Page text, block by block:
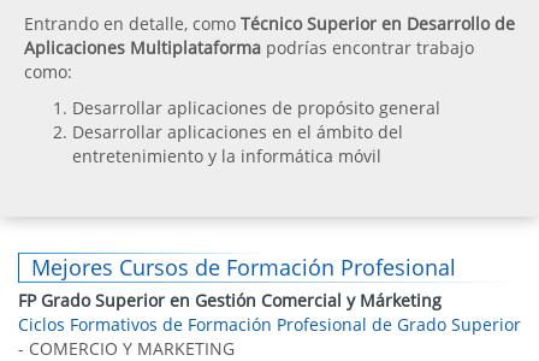
Entrando en detalle, como Técnico Superior en Desarrollo de
Aplicaciones Multiplataforma podrías encontrar trabajo
como:
Desarrollar aplicaciones de propósito general
Desarrollar aplicaciones en el ámbito del
entretenimiento y la informática móvil
Mejores Cursos de Formación Profesional
FP Grado Superior en Gestión Comercial y Márketing
Ciclos Formativos de Formación Profesional de Grado Superior
- COMERCIO Y MARKETING